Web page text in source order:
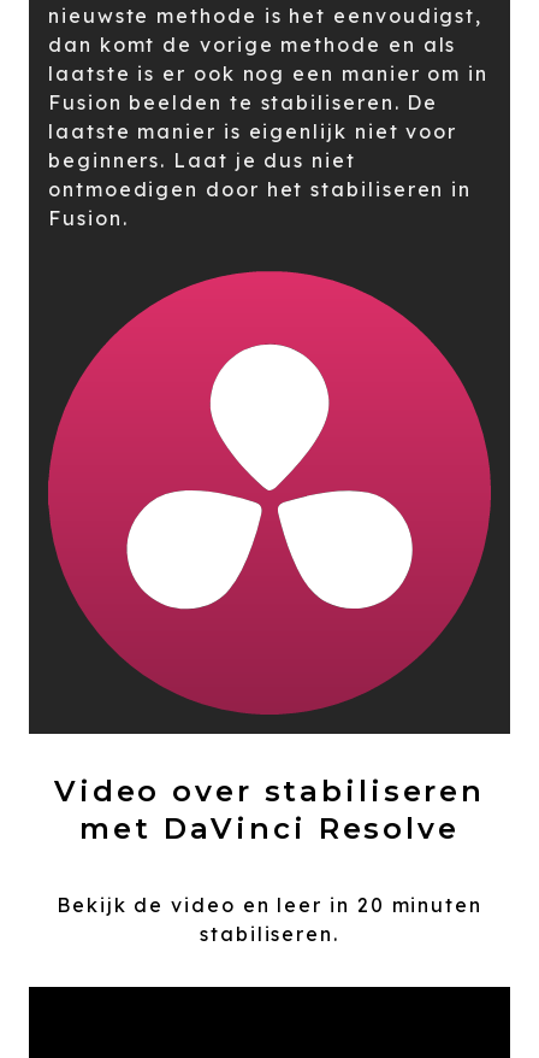
nieuwste methode is het eenvoudigst,
dan komt de vorige methode en als
laatste is er ook nog een manier om in
Fusion beelden te stabiliseren. De
laatste manier is eigenlijk niet voor
beginners. Laat je dus niet
ontmoedigen door het stabiliseren in
Fusion.
Video over stabiliseren
met DaVinci Resolve
Bekijk de video en leer in 20 minuten
stabiliseren.